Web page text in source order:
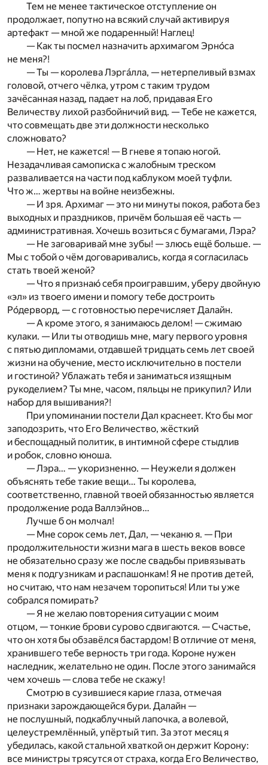
Тем не менее тактическое отступление он
продолжает, попутно на всякий случай активируя
артефакт — мной же подаренный! Наглец!
— Как ты посмел назначить архимагом Эрно́са
не меня?!
— Ты — королева Лэргáлла, — нетерпеливый взмах
головой, отчего чёлка, утром с таким трудом
зачёсанная назад, падает на лоб, придавая Его
Величеству лихой разбойничий вид. — Тебе не кажется,
что совмещать две эти должности несколько
сложновато?
— Нет, не кажется! — В гневе я топаю ногой.
Незадачливая самописка с жалобным треском
разваливается на части под каблуком моей туфли.
Что ж… жертвы на войне неизбежны.
— И зря. Архимаг — это ни минуты покоя, работа без
выходных и праздников, причём большая её часть —
административная. Хочешь возиться с бумагами, Лэра?
— Не заговаривай мне зубы! — злюсь ещё больше. —
Мы с тобой о чём договаривались, когда я согласилась
стать твоей женой?
— Что я признаю́ себя проигравшим, уберу двойную
«эл» из твоего имени и помогу тебе достроить
Ро́дерворд, — с готовностью перечисляет Далайн.
— А кроме этого, я занимаюсь делом! — сжимаю
кулаки. — Или ты отводишь мне, магу первого уровня
с пятью дипломами, отдавшей тридцать семь лет своей
жизни на обучение, место исключительно в постели
и гостиной? Ублажать тебя и заниматься изящным
рукоделием? Ты мне, часом, пяльцы не прикупил? Или
набор для вышивания?!
При упоминании постели Дал краснеет. Кто бы мог
заподозрить, что Его Величество, жёсткий
и беспощадный политик, в интимной сфере стыдлив
и робок, словно юноша.
— Лэра… — укоризненно. — Неужели я должен
объяснять тебе такие вещи… Ты королева,
соответственно, главной твоей обязанностью является
продолжение рода Валлэйнов…
Лучше б он молчал!
— Мне сорок семь лет, Дал, — чеканю я. — При
продолжительности жизни мага в шесть веков вовсе
не обязательно сразу же после свадьбы привязывать
меня к подгузникам и распашонкам! Я не против детей,
но считаю, что нам незачем торопиться! Или ты уже
собрался помирать?
— Я не желаю повторения ситуации с моим
отцом, — тонкие брови сурово сдвигаются. — Счастье,
что он хотя бы обзавёлся бастардом! В отличие от меня,
хранившего тебе верность три года. Короне нужен
наследник, желательно не один. После этого занимайся
чем хочешь — слова тебе не скажу!
Смотрю в сузившиеся карие глаза, отмечая
признаки зарождающейся бури. Далайн —
не послушный, подкаблучный лапочка, а волевой,
целеустремлённый, упёртый тип. За этот месяц я
убедилась, какой стальной хваткой он держит Корону:
все министры трясутся от страха, когда Его Величество,